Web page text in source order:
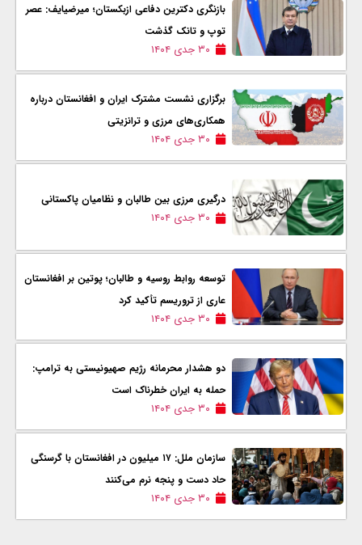
بازنگری دکترین دفاعی ازبکستان؛ میرضیایف: عصر
توپ و تانک گذشت
۳۰ جدی ۱۴۰۴
برگزاری نشست مشترک ایران و افغانستان درباره
همکاری‌های مرزی و ترانزیتی
۳۰ جدی ۱۴۰۴
درگیری مرزی بین طالبان و نظامیان پاکستانی
۳۰ جدی ۱۴۰۴
توسعه روابط روسیه و طالبان؛ پوتین بر افغانستان
عاری از تروریسم تأکید کرد
۳۰ جدی ۱۴۰۴
دو هشدار محرمانه رژیم صهیونیستی به ترامپ:
حمله به ایران خطرناک است
۳۰ جدی ۱۴۰۴
سازمان ملل: ۱۷ میلیون در افغانستان با گرسنگی
حاد دست و پنجه نرم می‌کنند
۳۰ جدی ۱۴۰۴